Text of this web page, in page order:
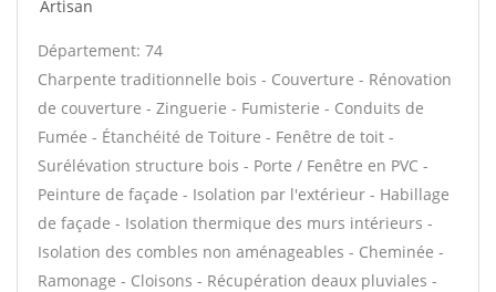
Artisan
Département: 74
Charpente traditionnelle bois - Couverture - Rénovation
de couverture - Zinguerie - Fumisterie - Conduits de
Fumée - Étanchéité de Toiture - Fenêtre de toit -
Surélévation structure bois - Porte / Fenêtre en PVC -
Peinture de façade - Isolation par l'extérieur - Habillage
de façade - Isolation thermique des murs intérieurs -
Isolation des combles non aménageables - Cheminée -
Ramonage - Cloisons - Récupération deaux pluviales -